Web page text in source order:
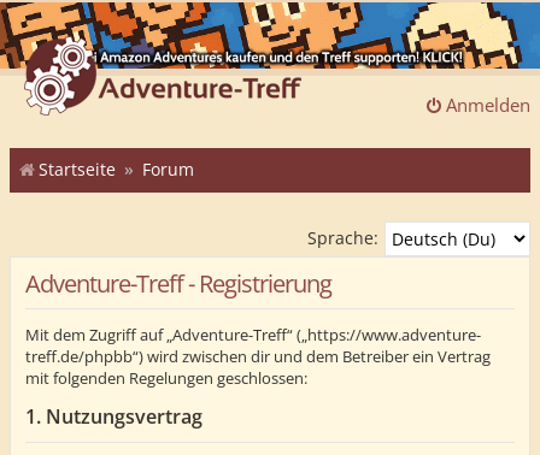
Anmelden
Startseite Forum
Sprache:
Adventure-Treff - Registrierung
Mit dem Zugriff auf „Adventure-Treff“ („https://www.adventure-
treff.de/phpbb“) wird zwischen dir und dem Betreiber ein Vertrag
mit folgenden Regelungen geschlossen:
1. Nutzungsvertrag